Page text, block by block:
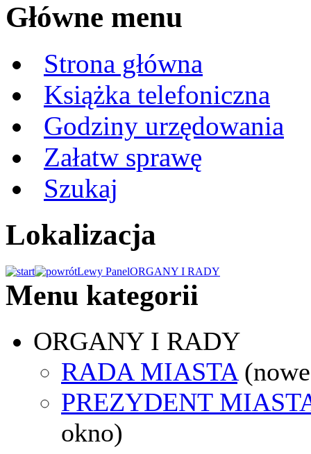
Główne menu
Strona główna
Książka telefoniczna
Godziny urzędowania
Załatw sprawę
Szukaj
Lokalizacja
Lewy PanelORGANY I RADY
Menu kategorii
ORGANY I RADY
RADA MIASTA
PREZYDENT
okno)